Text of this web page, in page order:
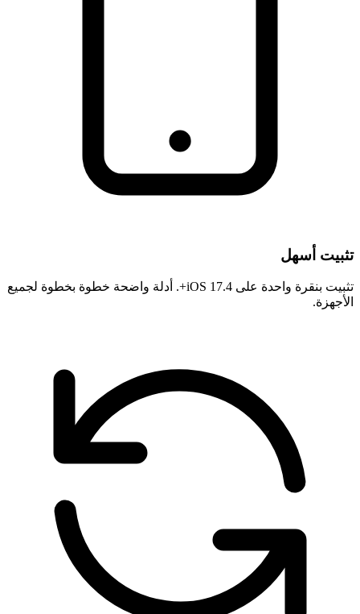
تثبيت أسهل
تثبيت بنقرة واحدة على iOS 17.4+. أدلة واضحة خطوة بخطوة لجميع
الأجهزة.